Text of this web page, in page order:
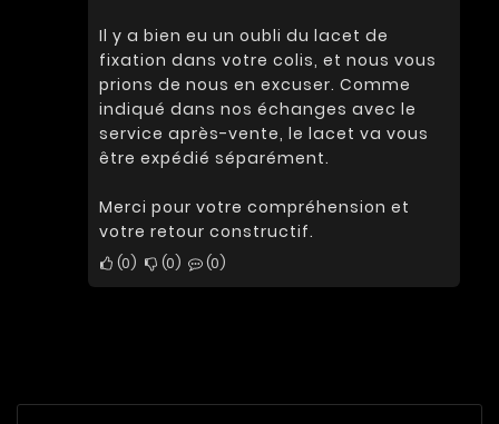
Il y a bien eu un oubli du lacet de
fixation dans votre colis, et nous vous
prions de nous en excuser. Comme
indiqué dans nos échanges avec le
service après-vente, le lacet va vous
être expédié séparément.
Merci pour votre compréhension et
votre retour constructif.
0 0 0